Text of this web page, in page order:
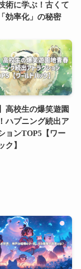
術に学ぶ！古くて
効率化」の秘密
高校生の爆笑遊園
ハプニング続出ア
ョンTOP5【ワー
ク】